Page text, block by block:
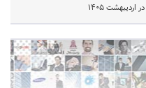
1405